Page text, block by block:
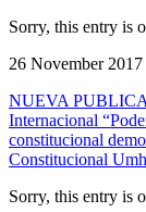
Sorry, this entry is
26 November 2017
NUEVA
Internacional
constitucional
Constitucional Umh
Sorry, this entry is